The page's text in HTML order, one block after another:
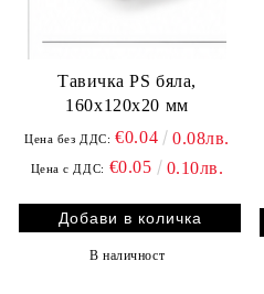
Тавичка PS бяла,
160x120x20 мм
Цена без ДДС: €0.04 0.08лв.
Цена с ДДС: €0.05 0.10лв.
В наличност